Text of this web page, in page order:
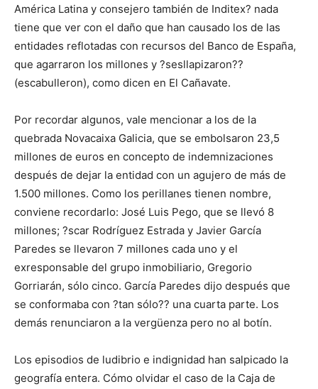
América Latina y consejero también de Inditex? nada
tiene que ver con el daño que han causado los de las
entidades reflotadas con recursos del Banco de España,
que agarraron los millones y ?sesllapizaron??
(escabulleron), como dicen en El Cañavate.
Por recordar algunos, vale mencionar a los de la
quebrada Novacaixa Galicia, que se embolsaron 23,5
millones de euros en concepto de indemnizaciones
después de dejar la entidad con un agujero de más de
1.500 millones. Como los perillanes tienen nombre,
conviene recordarlo: José Luis Pego, que se llevó 8
millones; ?scar Rodríguez Estrada y Javier García
Paredes se llevaron 7 millones cada uno y el
exresponsable del grupo inmobiliario, Gregorio
Gorriarán, sólo cinco. García Paredes dijo después que
se conformaba con ?tan sólo?? una cuarta parte. Los
demás renunciaron a la vergüenza pero no al botín.
Los episodios de ludibrio e indignidad han salpicado la
geografía entera. Cómo olvidar el caso de la Caja de